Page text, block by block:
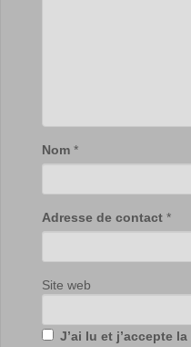
Nom *
Adresse de contact *
Site web
J’ai lu et j’accepte la